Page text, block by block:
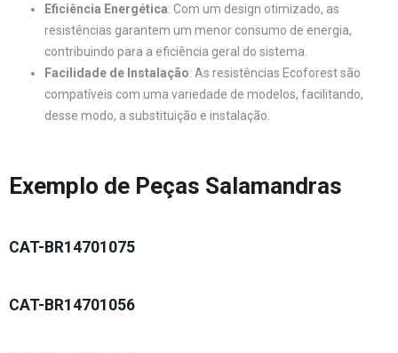
Eficiência Energética: Com um design otimizado, as
resistências garantem um menor consumo de energia,
contribuindo para a eficiência geral do sistema.
Facilidade de Instalação: As resistências Ecoforest são
compatíveis com uma variedade de modelos, facilitando,
desse modo, a substituição e instalação.
Exemplo de Peças Salamandras
CAT-BR14701075
CAT-BR14701056